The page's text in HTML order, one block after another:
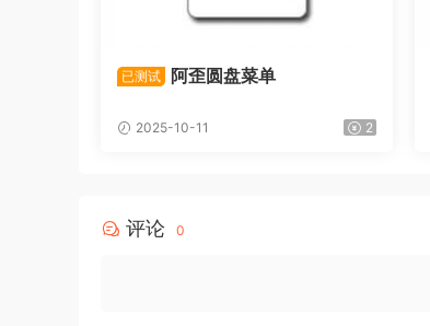
已测试 阿歪圆盘菜单
2025-10-11 2
评论 0